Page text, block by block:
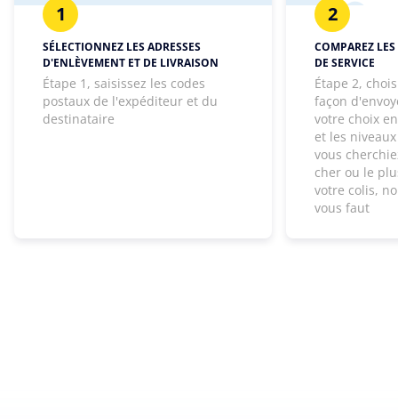
1
SÉLECTIONNEZ LES ADRESSES
D'ENLÈVEMENT ET DE LIVRAISON
Étape 1, saisissez les codes
postaux de l'expéditeur et du
destinataire
2
COMPAREZ
DE SERVICE
Étape 2,
façon
votre choix
et les
vous
cher ou le
votre colis,
vous faut